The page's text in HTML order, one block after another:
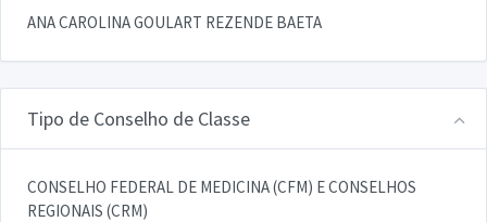
ANA CAROLINA GOULART REZENDE BAETA
Tipo de Conselho de Classe
CONSELHO FEDERAL DE MEDICINA (CFM) E CONSELHOS
REGIONAIS (CRM)